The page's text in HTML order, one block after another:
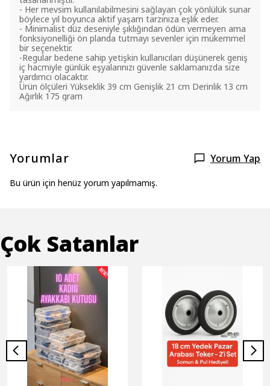
- Her mevsim kullanılabilmesini sağlayan çok yönlülük sunar
böylece yıl boyunca aktif yaşam tarzınıza eşlik eder.
- Minimalist düz deseniyle şıklığından ödün vermeyen ama
fonksiyonelliği ön planda tutmayı sevenler için mükemmel
bir seçenektir.
-Regular bedene sahip yetişkin kullanıcıları düşünerek geniş
iç hacmiyle günlük eşyalarınızı güvenle saklamanızda size
yardımcı olacaktır.
Ürün ölçüleri Yükseklik 39 cm Genişlik 21 cm Derinlik 13 cm
Ağırlık 175 gram
Yorumlar Yorum Yap
Bu ürün için henüz yorum yapılmamış.
Çok Satanlar